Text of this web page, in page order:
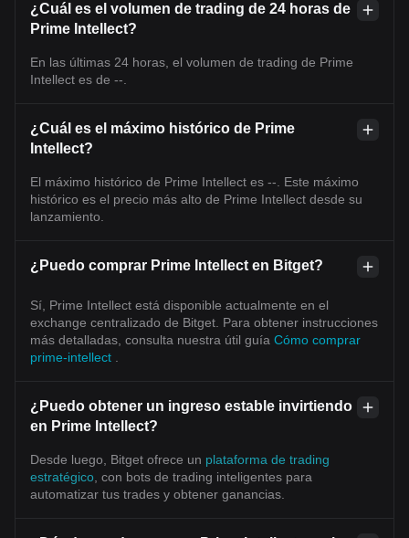
¿Cuál es el volumen de trading de 24 horas de
Prime Intellect?
En las últimas 24 horas, el volumen de trading de Prime
Intellect es de --.
¿Cuál es el máximo histórico de Prime
Intellect?
El máximo histórico de Prime Intellect es --. Este máximo
histórico es el precio más alto de Prime Intellect desde su
lanzamiento.
¿Puedo comprar Prime Intellect en Bitget?
Sí, Prime Intellect está disponible actualmente en el
exchange centralizado de Bitget. Para obtener instrucciones
más detalladas, consulta nuestra útil guía Cómo comprar
prime-intellect
¿Puedo obtener un ingreso estable invirtiendo
en Prime Intellect?
Desde luego, Bitget ofrece un plataforma de trading
estratégico , con bots de trading inteligentes para
automatizar tus trades y obtener ganancias.